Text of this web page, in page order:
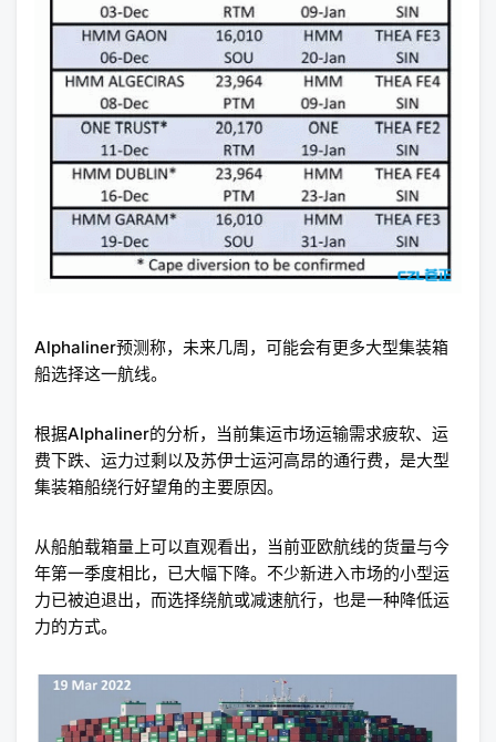
Alphaliner预测称，未来几周，可能会有更多大型集装箱
船选择这一航线。
根据Alphaliner的分析，当前集运市场运输需求疲软、运
费下跌、运力过剩以及苏伊士运河高昂的通行费，是大型
集装箱船绕行好望角的主要原因。
从船舶载箱量上可以直观看出，当前亚欧航线的货量与今
年第一季度相比，已大幅下降。不少新进入市场的小型运
力已被迫退出，而选择绕航或减速航行，也是一种降低运
力的方式。